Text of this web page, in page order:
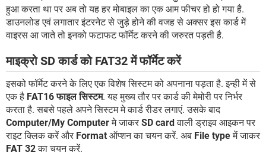
हुआ करता था पर अब तो यह हर मोबाइल का एक आम फीचर हो हो गया है.
डाउनलोड एवं लगातार इंटरनेट से जुड़े होने की वजह से अक्सर इस कार्ड में
वाइरस आ जाते तो इनको फटाफट फॉर्मेट करने की जरुरत पड़ती है.
माइक्रो SD कार्ड को FAT32 में फॉर्मेट करें
इसको फॉर्मेट करने के लिए एक विशेष सिस्टम को अपनाना पड़ता है. इन्ही में से
एक है FAT16 फाइल सिस्टम. यह मुख्य तौर पर कार्ड की मेमोरी पर निर्भर
करता है. सबसे पहले अपने सिस्टम मे कार्ड रीडर लगाएं. उसके बाद
Computer/My Computerमे जाकर SD cardवाली ड्राइव आइकन पर
राइट क्लिक करें और Format ऑप्शन का चयन करें. अब File typeमें जाकर
FAT 32का चयन करें.